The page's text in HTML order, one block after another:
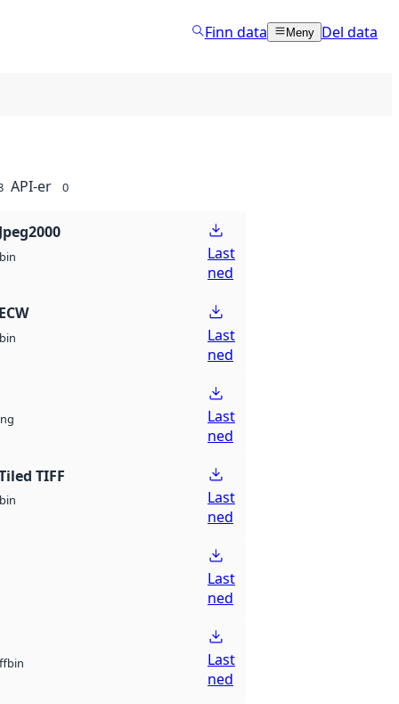
Finn data Meny Del data
API-er 0
bin
Last
ned
bin
Last
ned
Last
ned
TIFF
bin
Last
ned
Last
ned
bin
Last
ned